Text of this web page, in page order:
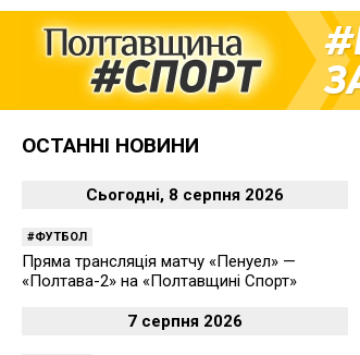
ОСТАННІ НОВИНИ
Сьогодні, 8 серпня 2026
ФУТБОЛ
Пряма трансляція матчу «Пенуел» —
«Полтава-2» на «Полтавщині Спорт»
7 серпня 2026